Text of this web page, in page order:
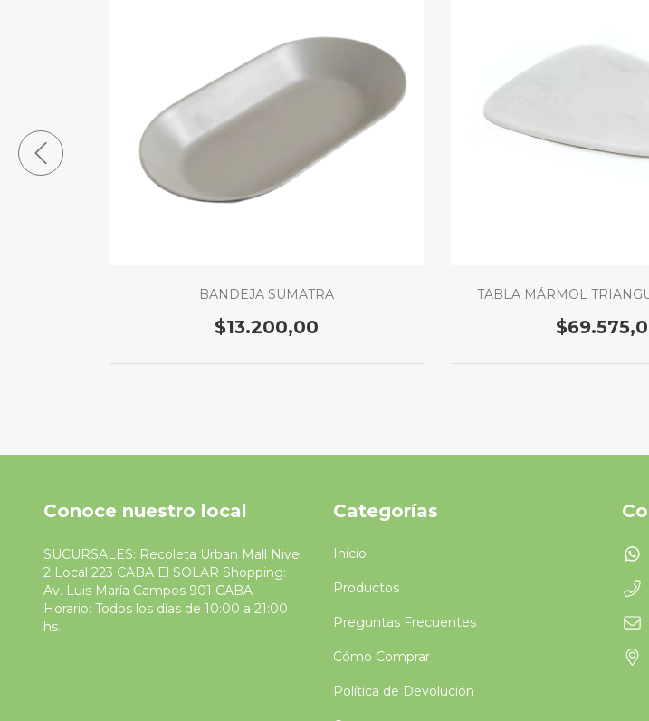
BANDEJA SUMATRA
$13.200,00
TABLA MÁRMOL
Conoce nuestro local
SUCURSALES: Recoleta Urban Mall Nivel
2 Local 223 CABA El SOLAR Shopping:
Av. Luis María Campos 901 CABA -
Horario: Todos los días de 10:00 a 21:00
hs.
Categorías
Inicio
Productos
Preguntas Frecuentes
Cómo Comprar
Política de Devolución